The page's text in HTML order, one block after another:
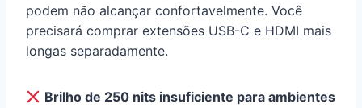
podem não alcançar confortavelmente. Você
precisará comprar extensões USB-C e HDMI mais
longas separadamente.
Brilho de 250 nits insuficiente para ambientes